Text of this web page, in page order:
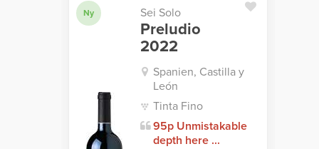
Ny Sei Solo
Preludio
2022
Spanien, Castilla y
León
Tinta Fino
95p Unmistakable
depth here ...